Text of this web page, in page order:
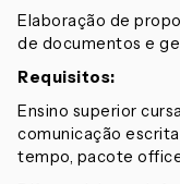
Elaboração de
de documentos e
Requisitos:
Ensino superior
comunicação
tempo, pacote